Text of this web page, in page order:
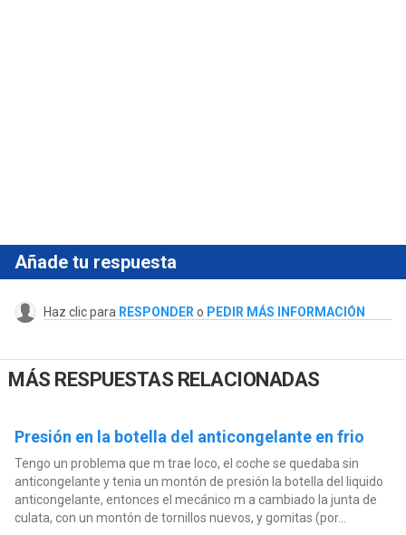
Añade tu respuesta
Haz clic para RESPONDER o PEDIR MÁS INFORMACIÓN
MÁS RESPUESTAS RELACIONADAS
Presión en la botella del anticongelante en frio
Tengo un problema que m trae loco, el coche se quedaba sin
anticongelante y tenia un montón de presión la botella del liquido
anticongelante, entonces el mecánico m a cambiado la junta de
culata, con un montón de tornillos nuevos, y gomitas (por...